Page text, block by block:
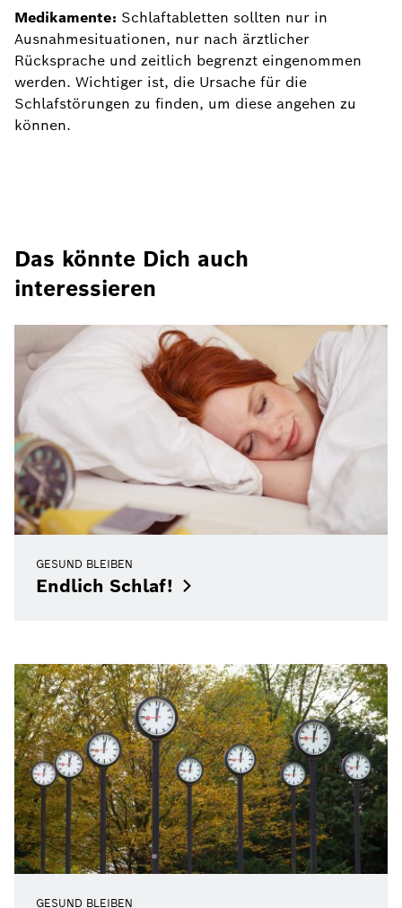
Medikamente: Schlaftabletten sollten nur in
Ausnahmesituationen, nur nach ärztlicher
Rücksprache und zeitlich begrenzt eingenommen
werden. Wichtiger ist, die Ursache für die
Schlafstörungen zu finden, um diese angehen zu
können.
Das könnte Dich auch
interessieren
GESUND BLEIBEN
Endlich Schlaf!
GESUND BLEIBEN